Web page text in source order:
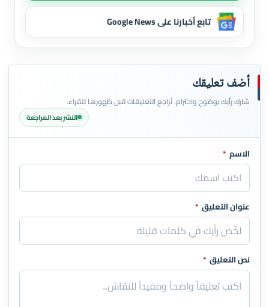
تابع أخبارنا على Google News
أضف تعليقك
شارك رأيك بوضوح واحترام. تُراجع التعليقات قبل ظهورها للقراء.
النشر بعد المراجعة
اترك هذا الحقل فارغاً
الاسم *
عنوان التعليق *
نص التعليق *